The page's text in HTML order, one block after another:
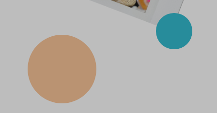
КАК ПОСТУПИТЬ
В САД